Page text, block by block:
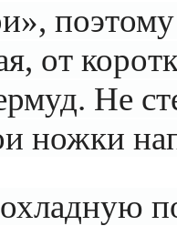
от
Не
ножки